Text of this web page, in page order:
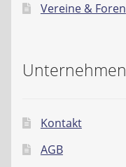
Vereine & Foren
Unternehmen
Kontakt
AGB